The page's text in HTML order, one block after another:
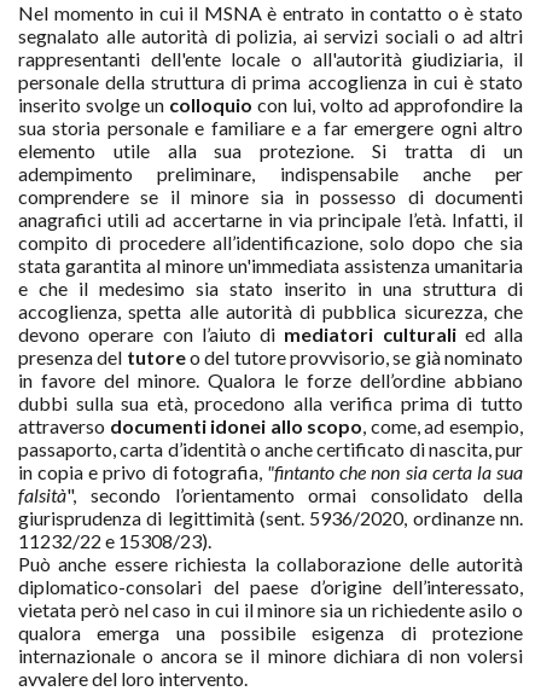
Nel momento in cui il MSNA è entrato in contatto o è stato
segnalato alle autorità di polizia, ai servizi sociali o ad altri
rappresentanti dell'ente locale o all'autorità giudiziaria, il
personale della struttura di prima accoglienza in cui è stato
inserito svolge un colloquio con lui, volto ad approfondire la
sua storia personale e familiare e a far emergere ogni altro
elemento utile alla sua protezione. Si tratta di un
adempimento preliminare, indispensabile anche per
comprendere se il minore sia in possesso di documenti
anagrafici utili ad accertarne in via principale l’età. Infatti, il
compito di procedere all’identificazione, solo dopo che sia
stata garantita al minore un'immediata assistenza umanitaria
e che il medesimo sia stato inserito in una struttura di
accoglienza, spetta alle autorità di pubblica sicurezza, che
devono operare con l’aiuto di mediatori culturalied alla
presenza del tutoreo del tutore provvisorio, se già nominato
in favore del minore. Qualora le forze dell’ordine abbiano
dubbi sulla sua età, procedono alla verifica prima di tutto
attraverso documenti idonei allo scopo, come, ad esempio,
passaporto, carta d’identità o anche certificato di nascita, pur
in copia e privo di fotografia, "fintanto che non sia certa la sua
falsità", secondo l’orientamento ormai consolidato della
giurisprudenza di legittimità (sent. 5936/2020, ordinanze nn.
11232/22 e 15308/23).
Può anche essere richiesta la collaborazione delle autorità
diplomatico-consolari del paese d’origine dell’interessato,
vietata però nel caso in cui il minore sia un richiedente asilo o
qualora emerga una possibile esigenza di protezione
internazionale o ancora se il minore dichiara di non volersi
avvalere del loro intervento.